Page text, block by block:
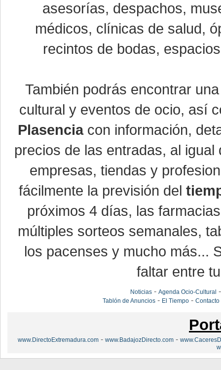
asesorías, despachos,
médicos, clínicas de salud,
recintos de bodas,
También podrás encontrar
cultural y eventos de ocio, así
Plasenciacon información,
precios de las entradas, al
empresas, tiendas y
fácilmente la previsión del
próximos 4 días, las
múltiples sorteos semanales,
los pacenses y mucho más...
faltar entre
Noticias- Agenda Ocio-Cultural
Tablón de Anuncios- El Tiempo- Contacto
www.DirectoExtremadura.com - www.BadajozDirecto.com -